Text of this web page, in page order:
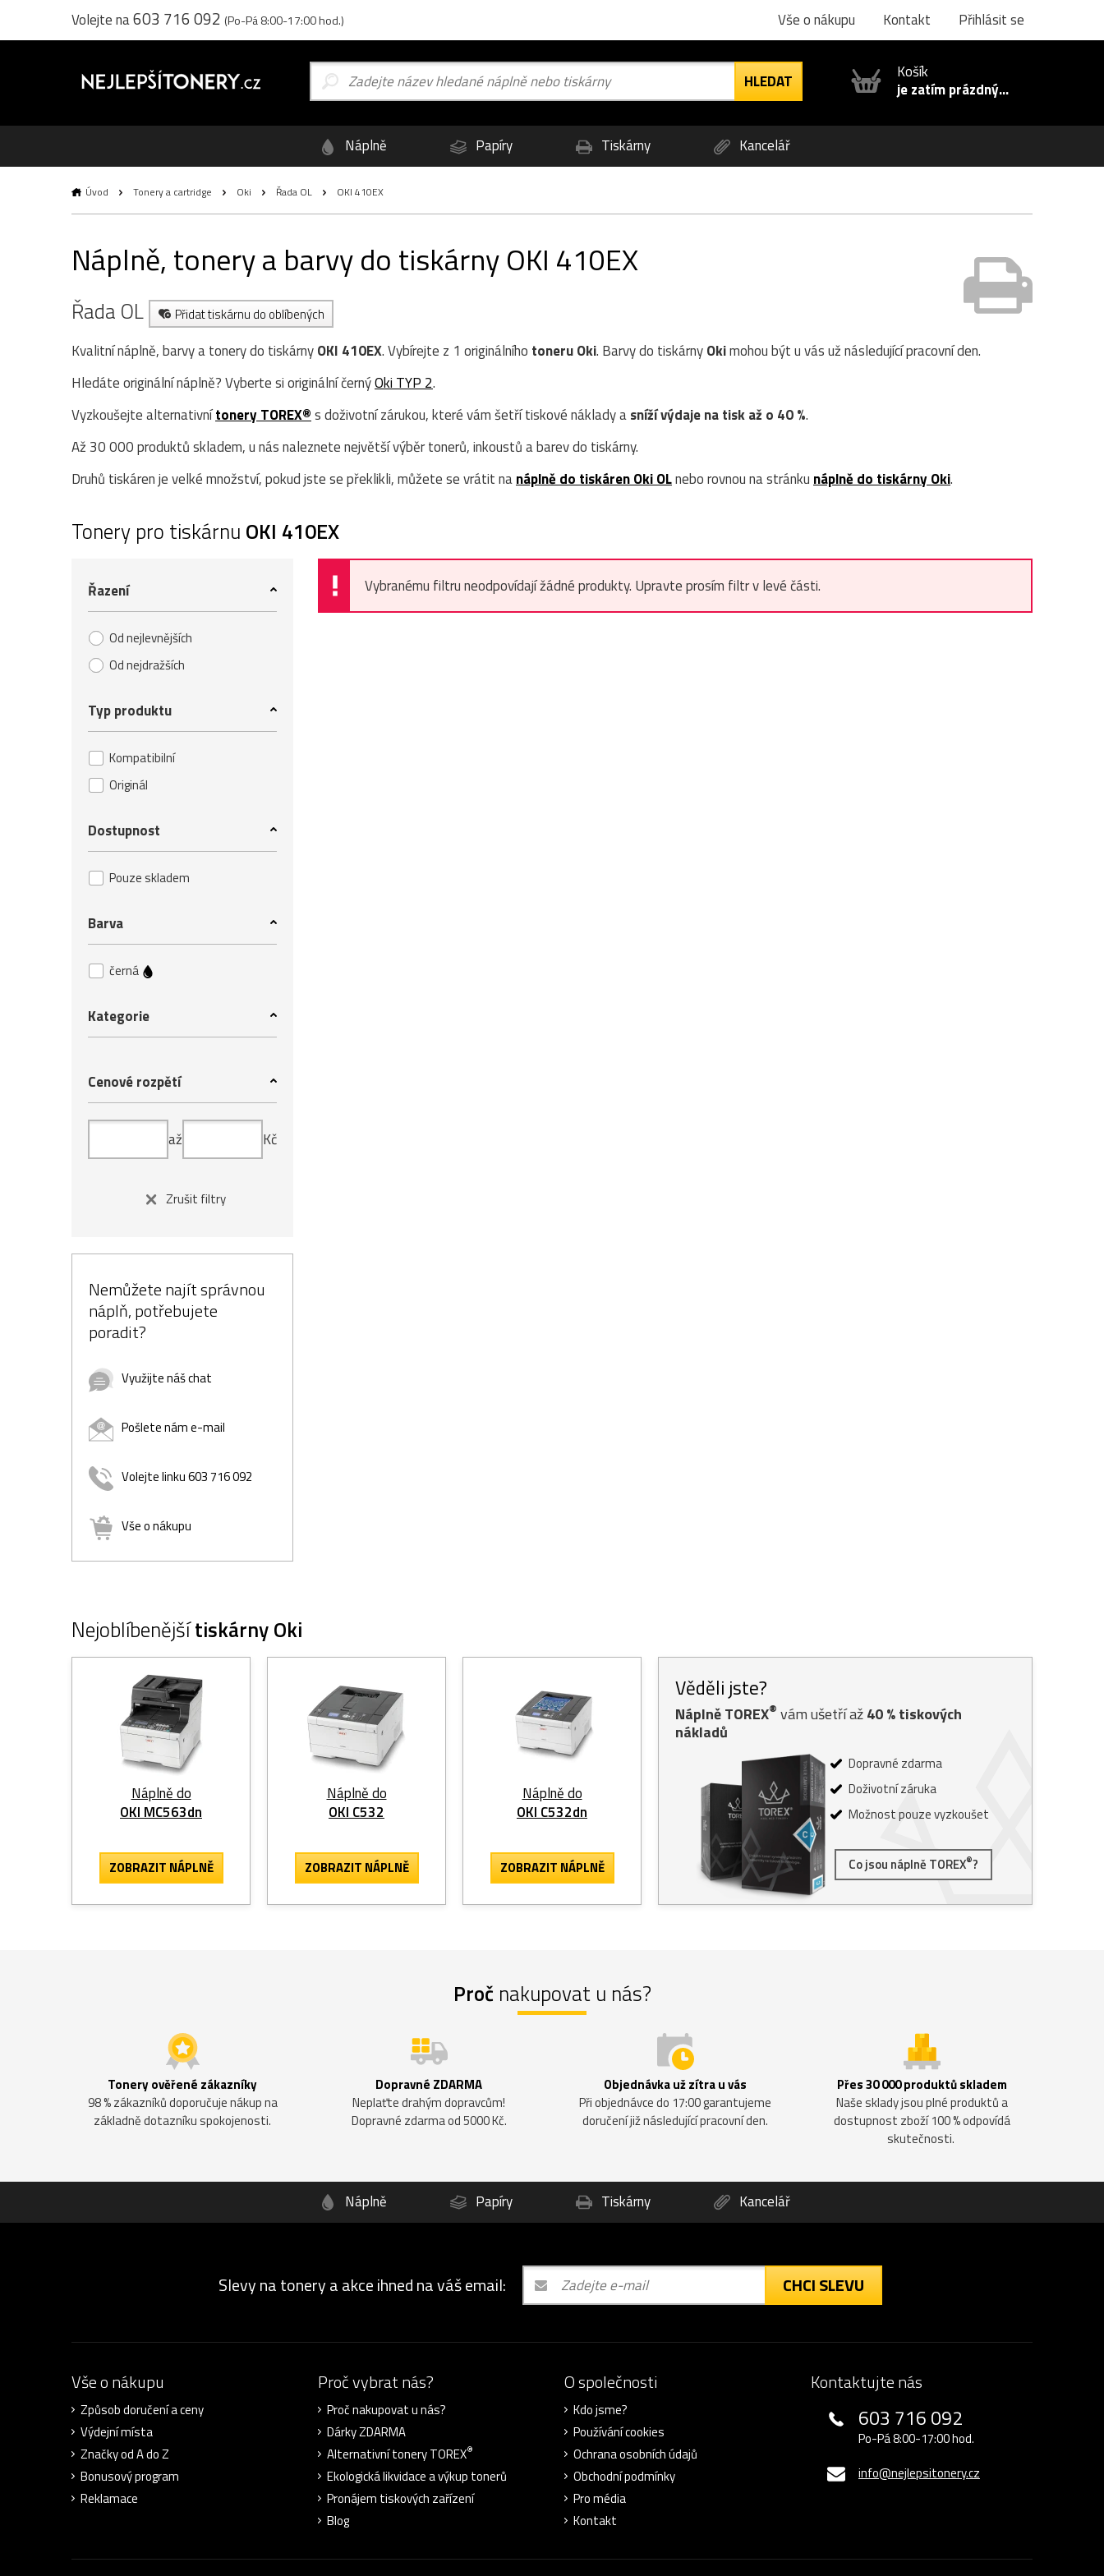
Volejte na603 716 092 (Po-Pá 8:00-17:00 hod.) Vše o nákupu Kontakt Přihlásit se
Košík
je zatím prázdný...
Náplně Papíry Tiskárny Kancelář
Úvod Tonery a cartridge Oki Řada OL OKI 410EX
Náplně, tonery a barvy do tiskárny OKI 410EX
Řada OL Přidat tiskárnu do oblíbených
Kvalitní náplně, barvy a tonery do tiskárnyOKI 410EX. Vybírejte z 1 originálního toneruOki. Barvy do tiskárnyOkimohou být u vás už následující pracovní den.
Hledáte originální náplně? Vyberte si originální černýOki TYP 2.
Vyzkoušejte alternativnítonery TOREX®s doživotní zárukou, které vám šetří tiskové náklady asníží výdaje na tisk až o 40 %.
Až 30 000 produktů skladem, u nás naleznete největší výběr tonerů, inkoustů a barev do tiskárny.
Druhů tiskáren je velké množství, pokud jste se překlikli, můžete se vrátit nanáplně do tiskáren Oki OLnebo rovnou na stránku náplně do tiskárny Oki.
Tonery pro tiskárnu OKI 410EX
Řazení
Od nejlevnějších
Od nejdražších
Typ produktu
Kompatibilní
Originál
Dostupnost
Pouze skladem
Barva
černá
Kategorie
Cenové rozpětí
až Kč
Zrušit filtry
Nemůžete najít správnou
náplň, potřebujete
poradit?
Využijte náš chat
Pošlete nám e-mail
Volejte linku 603 716 092
Vše o nákupu
Vybranému filtru neodpovídají žádné produkty. Upravte prosím filtr v levé části.
Nejoblíbenějšítiskárny Oki
Náplně do
OKI MC563dn
ZOBRAZITNÁPLNĚ
Náplně do
OKI C532
ZOBRAZITNÁPLNĚ
Náplně do
OKI C532dn
ZOBRAZITNÁPLNĚ
Věděli jste?
Náplně TOREX® vám ušetří až40% tiskových
nákladů
Dopravné zdarma
Doživotní záruka
Možnost pouze vyzkoušet
Co jsou náplně TOREX®?
Proč nakupovat u nás?
Tonery ověřené zákazníky
98 % zákazníků doporučuje nákup na
základně dotazníku spokojenosti.
Dopravné ZDARMA
Neplaťte drahým dopravcům!
Dopravné zdarma od 5000 Kč.
Objednávka už zítra u vás
Při objednávce do 17:00 garantujeme
doručení již následující pracovní den.
Přes 30 000 produktů skladem
Naše sklady jsou plné produktů a
dostupnost zboží 100 % odpovídá
skutečnosti.
Náplně Papíry Tiskárny Kancelář
Slevy na tonery a akce ihned na váš email: CHCI SLEVU
Vše o nákupu
Způsob doručení a ceny
Výdejní místa
Značky od A do Z
Bonusový program
Reklamace
Proč vybrat nás?
Proč nakupovat u nás?
Dárky ZDARMA
Alternativní tonery TOREX®
Ekologická likvidace a výkup tonerů
Pronájem tiskových zařízení
Blog
O společnosti
Kdo jsme?
Používání cookies
Ochrana osobních údajů
Obchodní podmínky
Pro média
Kontakt
Kontaktujte nás
603 716 092
Po-Pá 8:00-17:00 hod.
info@nejlepsitonery.cz